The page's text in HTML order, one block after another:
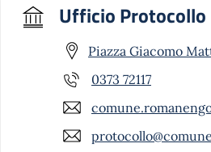
Ufficio Protocollo
Piazza Giacomo
0373 72117